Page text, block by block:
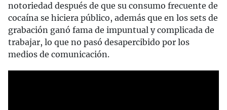
notoriedad después de que su consumo frecuente de
cocaína se hiciera público, además que en los sets de
grabación ganó fama de impuntual y complicada de
trabajar, lo que no pasó desapercibido por los
medios de comunicación.